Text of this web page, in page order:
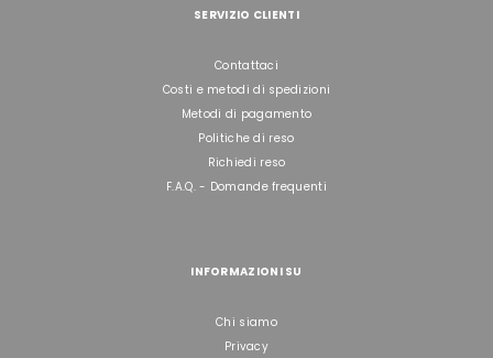
SERVIZIO CLIENTI
Contattaci
Costi e metodi di spedizioni
Metodi di pagamento
Politiche di reso
Richiedi reso
F.A.Q. - Domande frequenti
INFORMAZIONI SU
Chi siamo
Privacy